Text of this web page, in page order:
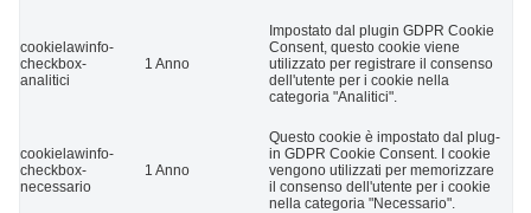
cookielawinfo-
checkbox-
analitici
1 Anno
Impostato dal plugin GDPR Cookie
Consent, questo cookie viene
utilizzato per registrare il consenso
dell'utente per i cookie nella
categoria "Analitici".
cookielawinfo-
checkbox-
necessario
1 Anno
Questo cookie è impostato dal plug-
in GDPR Cookie Consent. I cookie
vengono utilizzati per memorizzare
il consenso dell'utente per i cookie
nella categoria "Necessario".